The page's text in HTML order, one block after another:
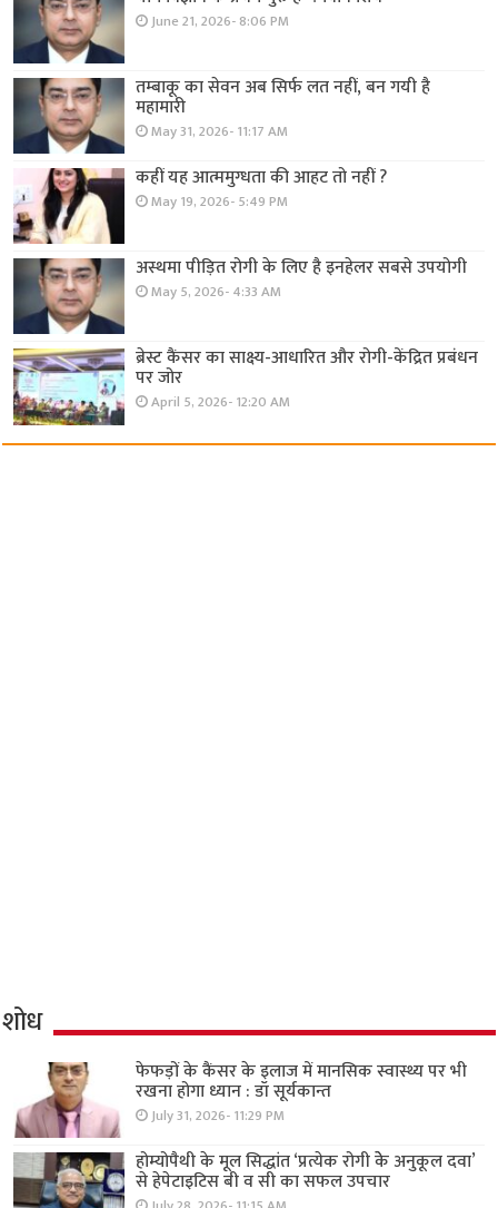
June 21, 2026- 8:06 PM
तम्बाकू का सेवन अब सिर्फ लत नहीं, बन गयी है
महामारी
May 31, 2026- 11:17 AM
कहीं यह आत्ममुग्धता की आहट तो नहीं ?
May 19, 2026- 5:49 PM
अस्थमा पीड़ित रोगी के लिए है इनहेलर सबसे उपयोगी
May 5, 2026- 4:33 AM
ब्रेस्ट कैंसर का साक्ष्य-आधारित और रोगी-केंद्रित प्रबंधन
पर जोर
April 5, 2026- 12:20 AM
शोध
फेफड़ों के कैंसर के इलाज में मानसिक स्वास्थ्य पर भी
रखना होगा ध्यान : डॉ सूर्यकान्त
July 31, 2026- 11:29 PM
होम्योपैथी के मूल सिद्धांत ‘प्रत्येक रोगी केे अनुकूल दवा’
से हेपेटाइटिस बी व सी का सफल उपचार